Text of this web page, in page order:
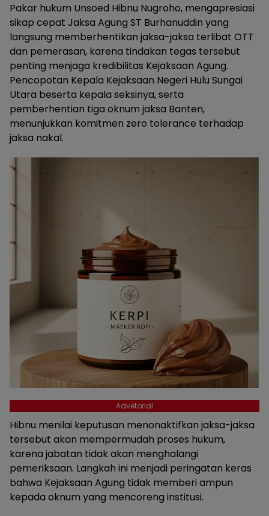
Pakar hukum Unsoed Hibnu Nugroho, mengapresiasi
sikap cepat Jaksa Agung ST Burhanuddin yang
langsung memberhentikan jaksa-jaksa terlibat OTT
dan pemerasan, karena tindakan tegas tersebut
penting menjaga kredibilitas Kejaksaan Agung.
Pencopotan Kepala Kejaksaan Negeri Hulu Sungai
Utara beserta kepala seksinya, serta
pemberhentian tiga oknum jaksa Banten,
menunjukkan komitmen zero tolerance terhadap
jaksa nakal.
Advetorial
Hibnu menilai keputusan menonaktifkan jaksa-jaksa
tersebut akan mempermudah proses hukum,
karena jabatan tidak akan menghalangi
pemeriksaan. Langkah ini menjadi peringatan keras
bahwa Kejaksaan Agung tidak memberi ampun
kepada oknum yang mencoreng institusi.